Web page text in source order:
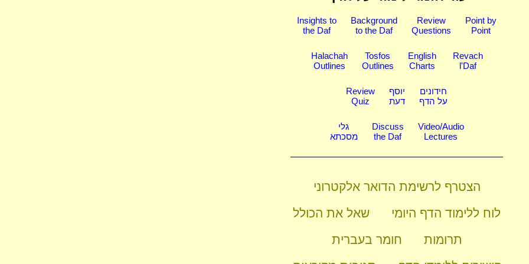
Insights to
the Daf
Background
to the Daf
Review
Questions
Point by
Point
Halachah
Outlines
Tosfos
Outlines
English
Charts
Revach
l'Daf
Review
Quiz
יוסף
דעת
חידונים
על הדף
גלי
מסכתא
Discuss
the Daf
Video/Audio
Lectures
הצטרף לרשימת הדואר אלקטרוני
שאל את הכולל
לוח ללימוד הדף היומי
חומר בעברית
תרומות